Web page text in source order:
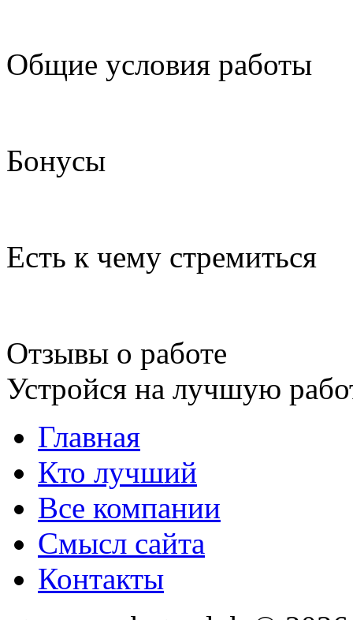
Общие условия работы
Бонусы
Есть к чему стремиться
Отзывы о работе
Устройся на лучшую
Главная
Кто лучший
Все компании
Смысл сайта
Контакты